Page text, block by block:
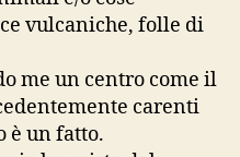
vulcaniche, folle di
me un centro come il
carenti
è un fatto.